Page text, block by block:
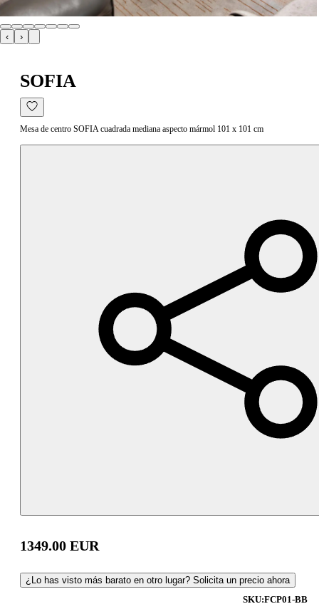
‹ ›
SOFIA
Mesa de centro SOFIA cuadrada mediana aspecto mármol 101 x 101 cm
1349.00 EUR
¿Lo has visto más barato en otro lugar? Solicita un precio ahora
SKU:FCP01-BB